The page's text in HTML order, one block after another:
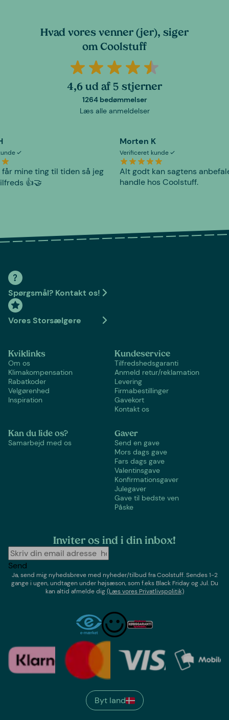
Hvad vores venner (jer), siger
om Coolstuff
4,6 ud af 5 stjerner
1264 bedømmelser
Læs alle anmeldelser
får mine ting til tiden så jeg
👍🤝
Morten K
Verificeret kunde
Alt godt kan sagtens
handle hos Coolstuff.
Spørgsmål? Kontakt os!
Vores Storsælgere
Kviklinks
Om os
Klimakompensation
Rabatkoder
Velgørenhed
Inspiration
Kundeservice
Tilfredshedsgaranti
Anmeld retur/reklamation
Levering
Firmabestillinger
Gavekort
Kontakt os
Kan du lide os?
Samarbejd med os
Gaver
Send en gave
Mors dags gave
Fars dags gave
Valentinsgave
Konfirmationsgaver
Julegaver
Gave til bedste ven
Påske
Inviter os ind i din inbox!
Send
Ja, send mig nyhedsbreve med nyheder/tilbud fraCoolstuff. Sendes 1-2
gange i ugen,undtagen under højsæson, som f.eks Black Friday og Jul. Du
kan altid afmelde dig(Læs vores Privatlivspolitik)
Byt land